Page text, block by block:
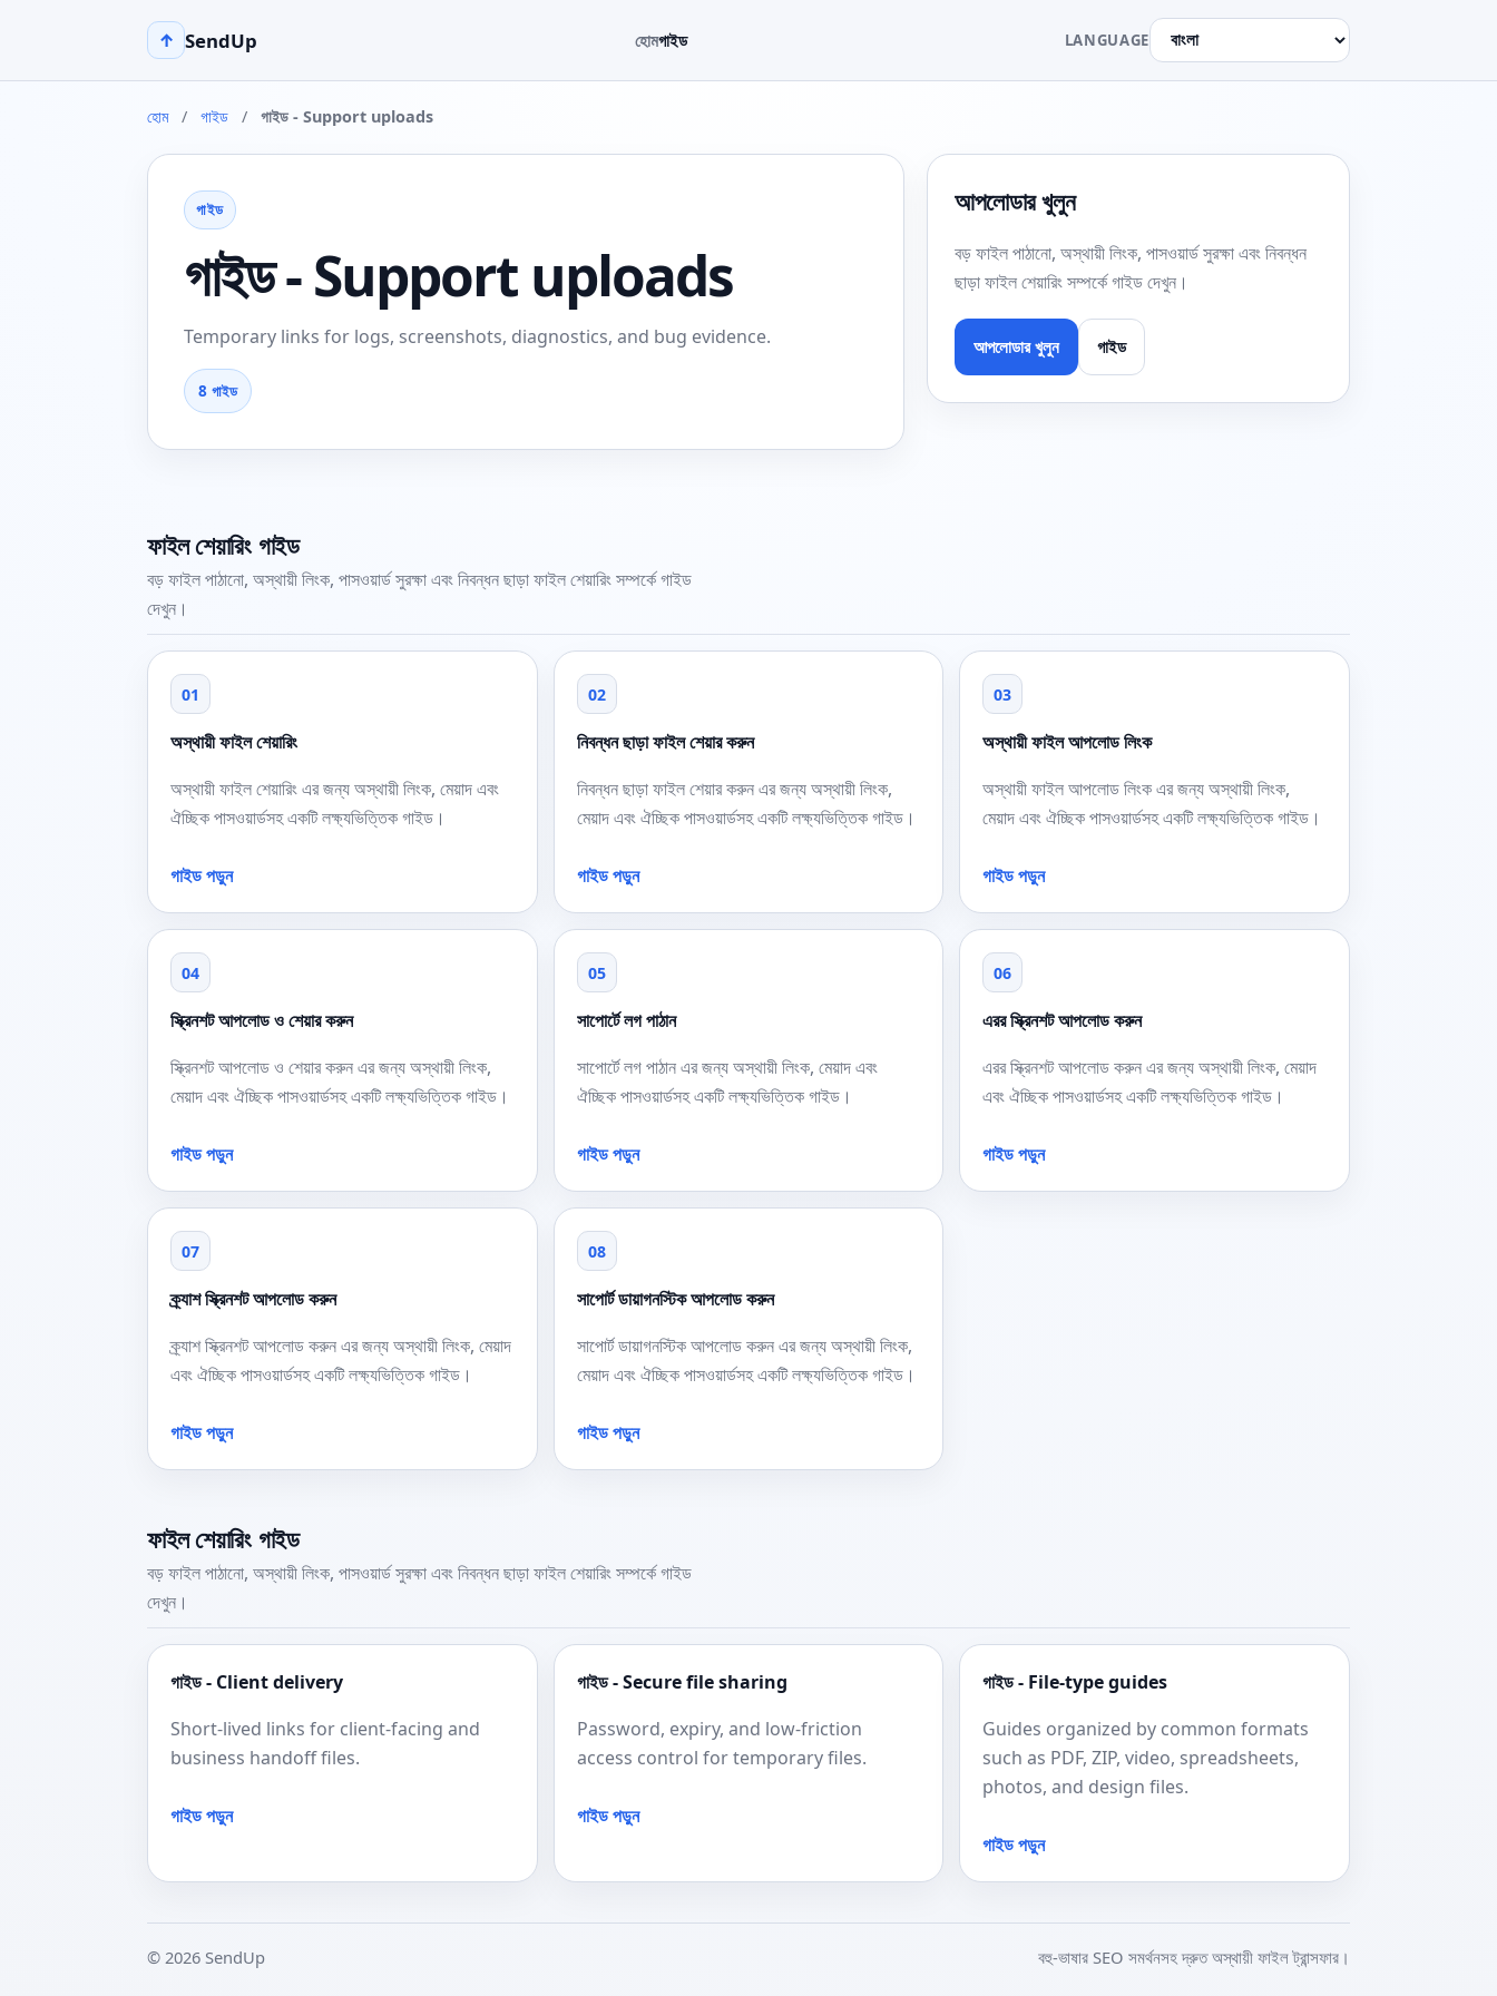
↑ SendUp হোমগাইড LANGUAGE
হোম / গাইড / গাইড - Support uploads
গাইড
গাইড - Support uploads
Temporary links for logs, screenshots, diagnostics, and bug evidence.
8 গাইড
আপলোডার খুলুন
বড় ফাইল পাঠানো, অস্থায়ী লিংক, পাসওয়ার্ড সুরক্ষা এবং নিবন্ধন
ছাড়া ফাইল শেয়ারিং সম্পর্কে গাইড দেখুন।
আপলোডার খুলুন গাইড
ফাইল শেয়ারিং গাইড
বড় ফাইল পাঠানো, অস্থায়ী লিংক, পাসওয়ার্ড সুরক্ষা এবং নিবন্ধন ছাড়া ফাইল শেয়ারিং সম্পর্কে গাইড
দেখুন।
01
অস্থায়ী ফাইল শেয়ারিং
অস্থায়ী ফাইল শেয়ারিং এর জন্য অস্থায়ী লিংক, মেয়াদ এবং
ঐচ্ছিক পাসওয়ার্ডসহ একটি লক্ষ্যভিত্তিক গাইড।
গাইড পড়ুন
02
নিবন্ধন ছাড়া ফাইল শেয়ার করুন
নিবন্ধন ছাড়া ফাইল শেয়ার করুন এর জন্য অস্থায়ী লিংক,
মেয়াদ এবং ঐচ্ছিক পাসওয়ার্ডসহ একটি লক্ষ্যভিত্তিক গাইড।
গাইড পড়ুন
03
অস্থায়ী ফাইল আপলোড লিংক
অস্থায়ী ফাইল আপলোড লিংক এর জন্য অস্থায়ী লিংক,
মেয়াদ এবং ঐচ্ছিক পাসওয়ার্ডসহ একটি লক্ষ্যভিত্তিক গাইড।
গাইড পড়ুন
04
স্ক্রিনশট আপলোড ও শেয়ার করুন
স্ক্রিনশট আপলোড ও শেয়ার করুন এর জন্য অস্থায়ী লিংক,
মেয়াদ এবং ঐচ্ছিক পাসওয়ার্ডসহ একটি লক্ষ্যভিত্তিক গাইড।
গাইড পড়ুন
05
সাপোর্টে লগ পাঠান
সাপোর্টে লগ পাঠান এর জন্য অস্থায়ী লিংক, মেয়াদ এবং
ঐচ্ছিক পাসওয়ার্ডসহ একটি লক্ষ্যভিত্তিক গাইড।
গাইড পড়ুন
06
এরর স্ক্রিনশট আপলোড করুন
এরর স্ক্রিনশট আপলোড করুন এর জন্য অস্থায়ী লিংক, মেয়াদ
এবং ঐচ্ছিক পাসওয়ার্ডসহ একটি লক্ষ্যভিত্তিক গাইড।
গাইড পড়ুন
07
ক্র্যাশ স্ক্রিনশট আপলোড করুন
ক্র্যাশ স্ক্রিনশট আপলোড করুন এর জন্য অস্থায়ী লিংক, মেয়াদ
এবং ঐচ্ছিক পাসওয়ার্ডসহ একটি লক্ষ্যভিত্তিক গাইড।
গাইড পড়ুন
08
সাপোর্ট ডায়াগনস্টিক আপলোড করুন
সাপোর্ট ডায়াগনস্টিক আপলোড করুন এর জন্য অস্থায়ী লিংক,
মেয়াদ এবং ঐচ্ছিক পাসওয়ার্ডসহ একটি লক্ষ্যভিত্তিক গাইড।
গাইড পড়ুন
ফাইল শেয়ারিং গাইড
বড় ফাইল পাঠানো, অস্থায়ী লিংক, পাসওয়ার্ড সুরক্ষা এবং নিবন্ধন ছাড়া ফাইল শেয়ারিং সম্পর্কে গাইড
দেখুন।
গাইড - Client delivery
Short-lived links for client-facing and
business handoff files.
গাইড পড়ুন
গাইড - Secure file sharing
Password, expiry, and low-friction
access control for temporary files.
গাইড পড়ুন
গাইড - File-type guides
Guides organized by common formats
such as PDF, ZIP, video, spreadsheets,
photos, and design files.
গাইড পড়ুন
© 2026 SendUp বহু-ভাষার SEO সমর্থনসহ দ্রুত অস্থায়ী ফাইল ট্রান্সফার।